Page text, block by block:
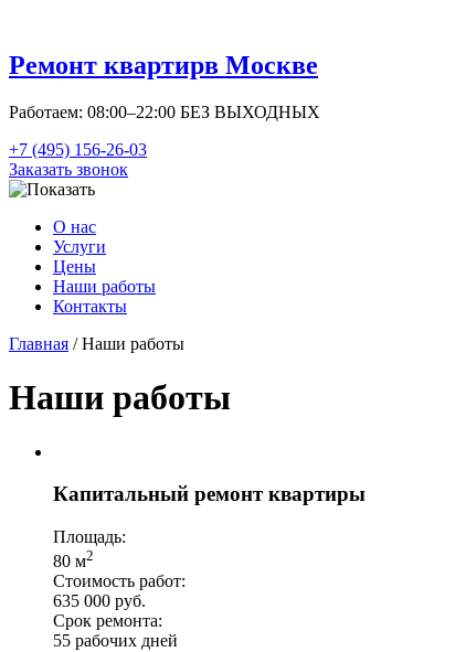
Ремонт квартирв Москве
Работаем: 08:00–22:00 БЕЗ ВЫХОДНЫХ
+7 (495) 156-26-03
Заказать звонок
О нас
Услуги
Цены
Наши работы
Контакты
Главная / Наши работы
Наши работы
Капитальный ремонт квартиры
Площадь:
80 м2
Стоимость работ:
635 000 руб.
Срок ремонта:
55 рабочих дней